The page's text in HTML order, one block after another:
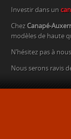
Investir dans un
Chez Canapé-
modèles de haute
N’hésitez pas à
Nous serons ravis